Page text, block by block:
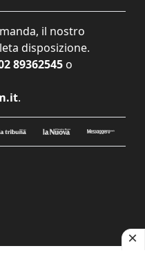
il nostro
disposizione.
89362545 o
.